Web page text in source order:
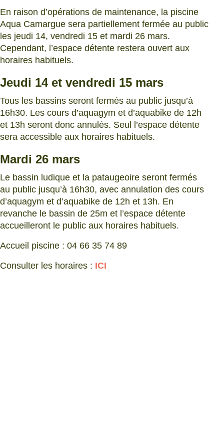
En raison d’opérations de maintenance, la piscine
Aqua Camargue sera partiellement fermée au public
les jeudi 14, vendredi 15 et mardi 26 mars.
Cependant, l’espace détente restera ouvert aux
horaires habituels.
Jeudi 14 et vendredi 15 mars
Tous les bassins seront fermés au public jusqu’à
16h30. Les cours d’aquagym et d’aquabike de 12h
et 13h seront donc annulés. Seul l’espace détente
sera accessible aux horaires habituels.
Mardi 26 mars
Le bassin ludique et la pataugeoire seront fermés
au public jusqu’à 16h30, avec annulation des cours
d’aquagym et d’aquabike de 12h et 13h. En
revanche le bassin de 25m et l’espace détente
accueilleront le public aux horaires habituels.
Accueil piscine : 04 66 35 74 89
Consulter les horaires : ICI